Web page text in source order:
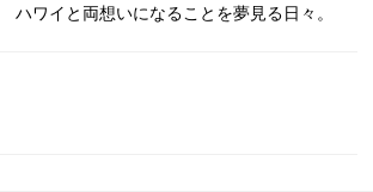
ハワイと両想いになることを夢見る日々。